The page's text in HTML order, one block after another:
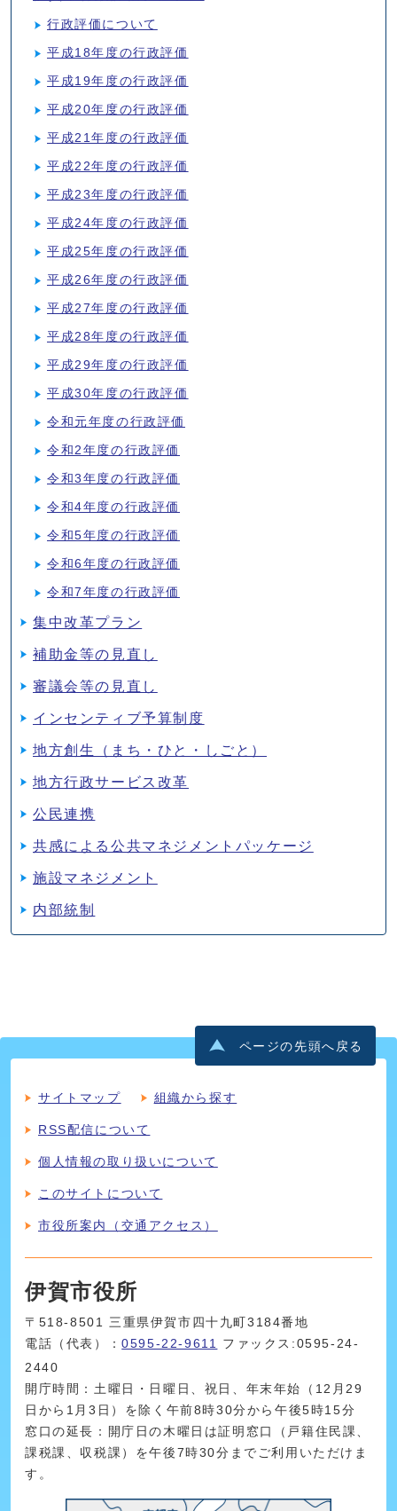
行政評価について
平成18年度の行政評価
平成19年度の行政評価
平成20年度の行政評価
平成21年度の行政評価
平成22年度の行政評価
平成23年度の行政評価
平成24年度の行政評価
平成25年度の行政評価
平成26年度の行政評価
平成27年度の行政評価
平成28年度の行政評価
平成29年度の行政評価
平成30年度の行政評価
令和元年度の行政評価
令和2年度の行政評価
令和3年度の行政評価
令和4年度の行政評価
令和5年度の行政評価
令和6年度の行政評価
令和7年度の行政評価
集中改革プラン
補助金等の見直し
審議会等の見直し
インセンティブ予算制度
地方創生（まち・ひと・しごと）
地方行政サービス改革
公民連携
共感による公共マネジメントパッケージ
施設マネジメント
内部統制
ページの先頭へ戻る
サイトマップ 組織から探す
RSS配信について
個人情報の取り扱いについて
このサイトについて
市役所案内（交通アクセス）
伊賀市役所
〒518-8501 三重県伊賀市四十九町3184番地
電話（代表）：0595-22-9611
ファックス:0595-24-
2440
開庁時間：土曜日・日曜日、祝日、年末年始（12月29
日から1月3日）を除く午前8時30分から午後5時15分
窓口の延長：開庁日の木曜日は証明窓口（戸籍住民課、
課税課、収税課）を午後7時30分までご利用いただけま
す。